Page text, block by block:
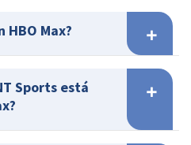
HBO Max?
Sports está